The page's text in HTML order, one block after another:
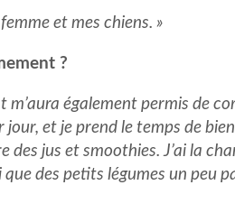
et mes chiens. »
?
m’aura également permis de
et je prend le temps de
jus et smoothies. J’ai la
des petits légumes un peu